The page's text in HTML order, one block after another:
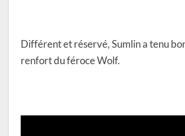
Différent et réservé, Sumlin a tenu
renfort du féroce Wolf.